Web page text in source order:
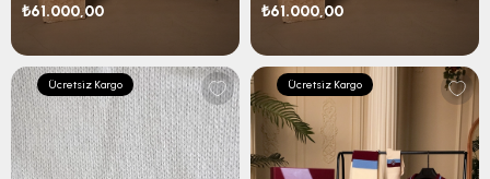
₺61.000,00
₺61.000,00
Ücretsiz Kargo Ücretsiz Kargo